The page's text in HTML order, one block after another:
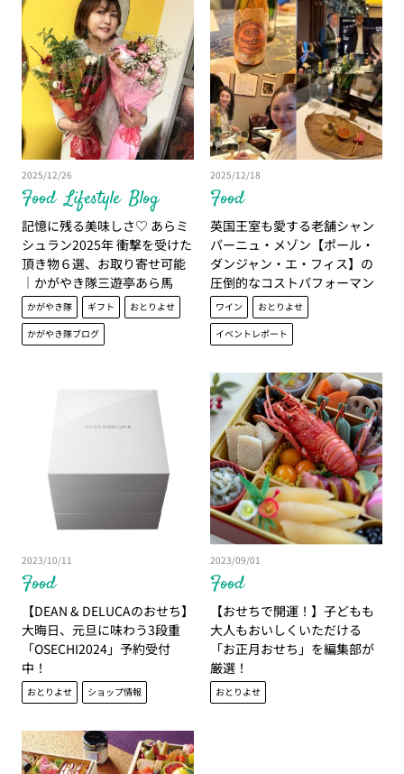
Food Lifestyle Blog
2025/12/26
記憶に残る美味しさ♡ あらミ
シュラン2025年 衝撃を受けた
頂き物６選、お取り寄せ可能
｜かがやき隊三遊亭あら馬
かがやき隊 ギフト
おとりよせ
かがやき隊ブログ
Food
2025/12/18
英国王室も愛する老舗シャン
パーニュ・メゾン【ポール・
ダンジャン・エ・フィス】の
圧倒的なコストパフォーマン
ス｜かがやき隊 大西千賀子
ワイン
おとりよせ
イベントレポート
Food
2023/10/11
【DEAN & DELUCAのおせち】
大晦日、元旦に味わう3段重
「OSECHI2024」予約受付
中！
おとりよせ ショップ情報
Food
2023/09/01
【おせちで開運！】子どもも
大人もおいしくいただける
「お正月おせち」を編集部が
厳選！
おとりよせ